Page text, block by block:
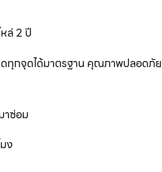
ล่ 2 ปี
ดทุกจุดได้มาตรฐาน คุณภาพปลอดภัย
าซ่อม
ง